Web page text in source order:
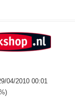
04/2010 00:01